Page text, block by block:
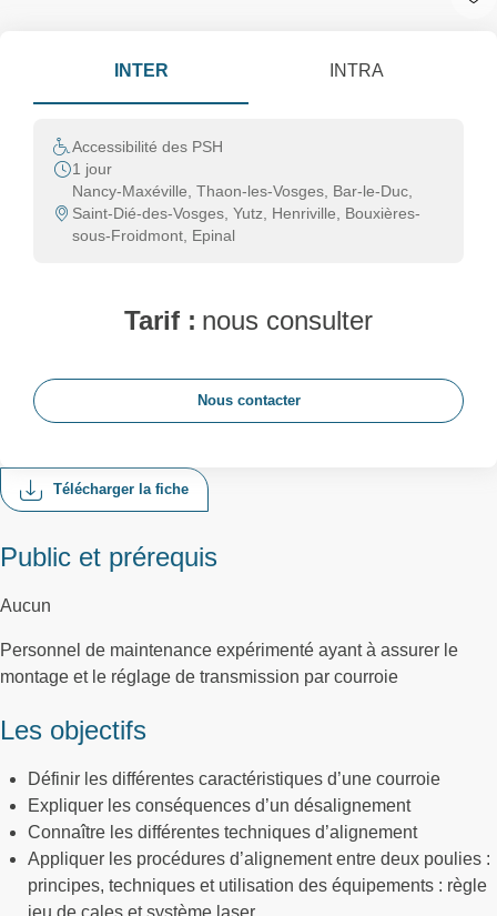
Télécharger la fiche
Public et prérequis
Aucun
Personnel de maintenance expérimenté ayant à assurer le
montage et le réglage de transmission par courroie
Les objectifs
Définir les différentes caractéristiques d’une courroie
Expliquer les conséquences d’un désalignement
Connaître les différentes techniques d’alignement
Appliquer les procédures d’alignement entre deux poulies :
principes, techniques et utilisation des équipements : règle
jeu de cales et système laser
INTER INTRA
Accessibilité des PSH
1 jour
Nancy-Maxéville, Thaon-les-Vosges, Bar-le-Duc,
Saint-Dié-des-Vosges, Yutz, Henriville, Bouxières-
sous-Froidmont, Epinal
Tarif : nous consulter
Nous contacter